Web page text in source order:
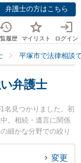
弁護士の方はこちら
履歴 マイリスト ログイン
平塚市で法律相談
弁護士
名見つかりました。初
。相続・遺言に関係
細かな分野での絞り
孝宣弁護士のプロフ
『平塚市で土日や夜
変更